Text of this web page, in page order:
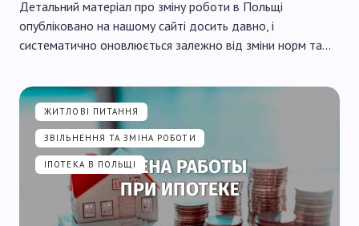
Детальний матеріал про зміну роботи в Польщі
опубліковано на нашому сайті досить давно, і
систематично оновлюється залежно від зміни норм та…
ЖИТЛОВІ ПИТАННЯ
ЗВІЛЬНЕННЯ ТА ЗМІНА РОБОТИ
ІПОТЕКА В ПОЛЬЩІ